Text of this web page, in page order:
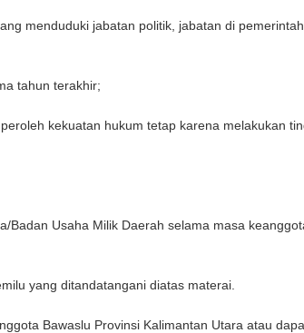
menduduki jabatan politik, jabatan di
tahun terakhir;
kekuatan hukum tetap karena melakukan
Usaha Milik Daerah selama masa
yang ditandatangani diatas materai.
Bawaslu Provinsi Kalimantan Utara atau